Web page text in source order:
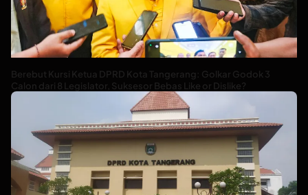
Berebut Kursi Ketua DPRD Kota Tangerang: Golkar Godok 3
Calon dari 8 Legislator, Suksesor Bebas Like or Dislike?